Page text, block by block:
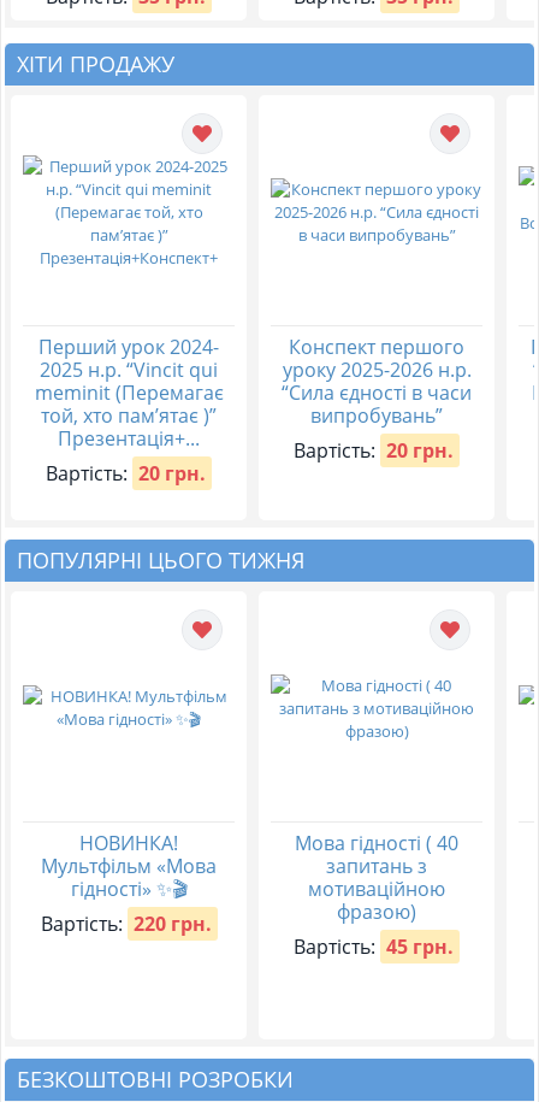
ХІТИ ПРОДАЖУ
Перший урок 2024-
2025 н.р. “Vincit qui
meminit (Перемагає
той, хто пам’ятає )”
Презентація+...
Вартість: 20 грн.
Конспект першого
уроку 2025-2026 н.р.
“Сила єдності в часи
випробувань”
Вартість: 20 грн.
ПОПУЛЯРНІ ЦЬОГО ТИЖНЯ
НОВИНКА!
Мультфільм «Мова
гідності» ✨🎬
Вартість: 220 грн.
Мова гідності ( 40
запитань з
мотиваційною
фразою)
Вартість: 45 грн.
БЕЗКОШТОВНІ РОЗРОБКИ